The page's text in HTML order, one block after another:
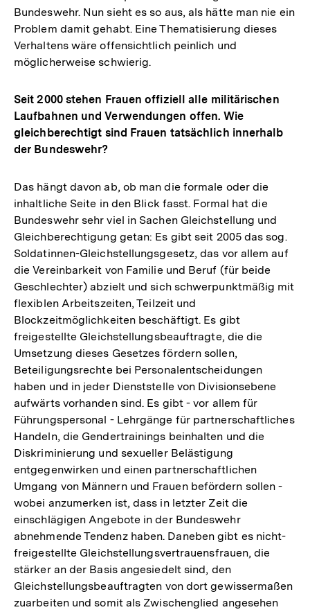
Bundeswehr. Nun sieht es so aus, als hätte man nie ein
Problem damit gehabt. Eine Thematisierung dieses
Verhaltens wäre offensichtlich peinlich und
möglicherweise schwierig.
Seit 2000 stehen Frauen offiziell alle militärischen
Laufbahnen und Verwendungen offen. Wie
gleichberechtigt sind Frauen tatsächlich innerhalb
der Bundeswehr?
Das hängt davon ab, ob man die formale oder die
inhaltliche Seite in den Blick fasst. Formal hat die
Bundeswehr sehr viel in Sachen Gleichstellung und
Gleichberechtigung getan: Es gibt seit 2005 das sog.
Soldatinnen-Gleichstellungsgesetz, das vor allem auf
die Vereinbarkeit von Familie und Beruf (für beide
Geschlechter) abzielt und sich schwerpunktmäßig mit
flexiblen Arbeitszeiten, Teilzeit und
Blockzeitmöglichkeiten beschäftigt. Es gibt
freigestellte Gleichstellungsbeauftragte, die die
Umsetzung dieses Gesetzes fördern sollen,
Beteiligungsrechte bei Personalentscheidungen
haben und in jeder Dienststelle von Divisionsebene
aufwärts vorhanden sind. Es gibt - vor allem für
Führungspersonal - Lehrgänge für partnerschaftliches
Handeln, die Gendertrainings beinhalten und die
Diskriminierung und sexueller Belästigung
entgegenwirken und einen partnerschaftlichen
Umgang von Männern und Frauen befördern sollen -
wobei anzumerken ist, dass in letzter Zeit die
einschlägigen Angebote in der Bundeswehr
abnehmende Tendenz haben. Daneben gibt es nicht-
freigestellte Gleichstellungsvertrauensfrauen, die
stärker an der Basis angesiedelt sind, den
Gleichstellungsbeauftragten von dort gewissermaßen
zuarbeiten und somit als Zwischenglied angesehen